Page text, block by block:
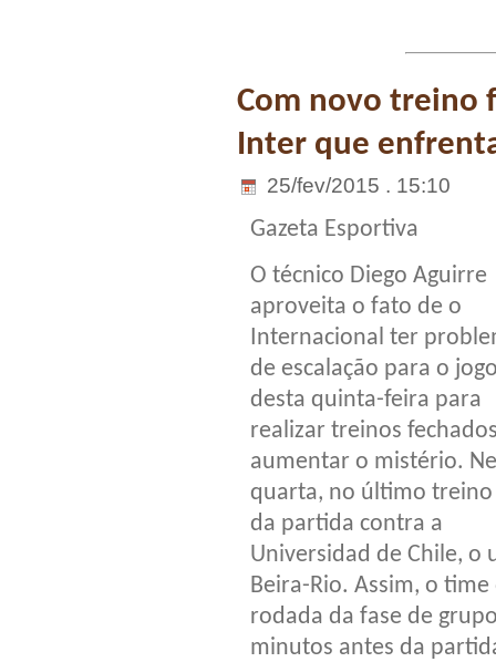
Com novo treino
Inter que
25/fev/2015 . 15:10
Gazeta Esportiva
O técnico Diego Aguirre
aproveita o fato de o
Internacional ter
de escalação para o
desta quinta-feira para
realizar treinos
aumentar o mistério.
quarta, no último treino
da partida contra a
Universidad de Chile, o
Beira-Rio. Assim, o
rodada da fase de
minutos antes da